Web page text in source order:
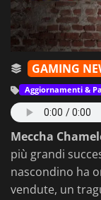
GAMING
Aggiornamenti &
Meccha
più grandi
nascondino ha
vendute, un